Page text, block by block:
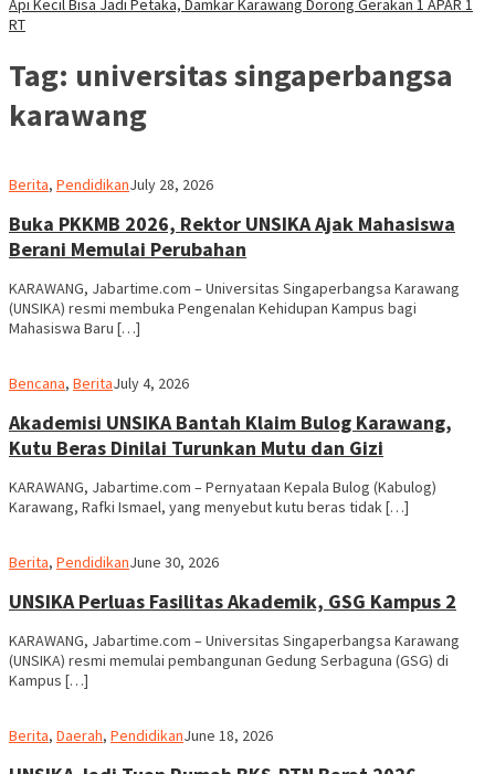
Api Kecil Bisa Jadi Petaka, Damkar Karawang Dorong Gerakan 1 APAR 1
RT
Tag: universitas singaperbangsa
karawang
Berita, Pendidikanadmin
July 28, 2026
Buka PKKMB 2026, Rektor UNSIKA Ajak Mahasiswa
Berani Memulai Perubahan
KARAWANG, Jabartime.com – Universitas Singaperbangsa Karawang
(UNSIKA) resmi membuka Pengenalan Kehidupan Kampus bagi
Mahasiswa Baru […]
Bencana, Beritaadmin
July 4, 2026
Akademisi UNSIKA Bantah Klaim Bulog Karawang,
Kutu Beras Dinilai Turunkan Mutu dan Gizi
KARAWANG, Jabartime.com – Pernyataan Kepala Bulog (Kabulog)
Karawang, Rafki Ismael, yang menyebut kutu beras tidak […]
Berita, Pendidikanadmin
June 30, 2026
UNSIKA Perluas Fasilitas Akademik, GSG Kampus 2
KARAWANG, Jabartime.com – Universitas Singaperbangsa Karawang
(UNSIKA) resmi memulai pembangunan Gedung Serbaguna (GSG) di
Kampus […]
Berita, Daerah, Pendidikanadmin
June 18, 2026